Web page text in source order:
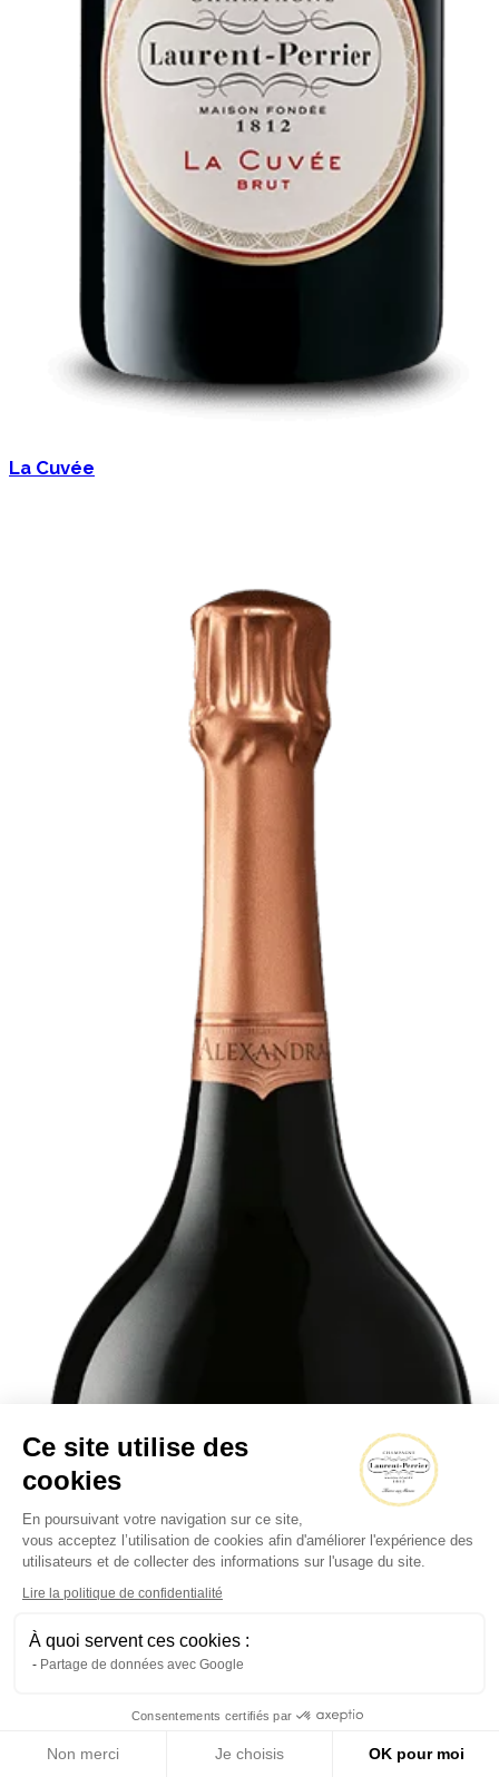
La Cuvée
Ce site utilise des
cookies
En poursuivant votre navigation sur ce site,
vous acceptez l’utilisation de cookies afin d'améliorer l'expérience des
utilisateurs et de collecter des informations sur l'usage du site.
Lire la politique de confidentialité
À quoi servent ces cookies :
Partage de données avec Google
Consentements certifiés par
Non merci Je choisis OK pour moi